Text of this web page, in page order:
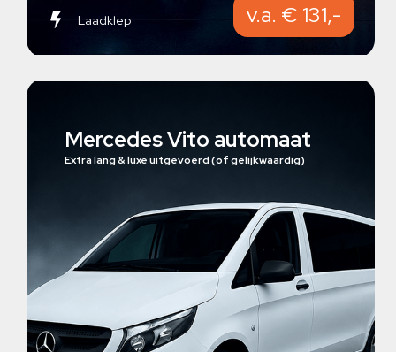
Laadklep v.a. € 131,-
Mercedes Vito automaat
Extra lang & luxe uitgevoerd (of gelijkwaardig)